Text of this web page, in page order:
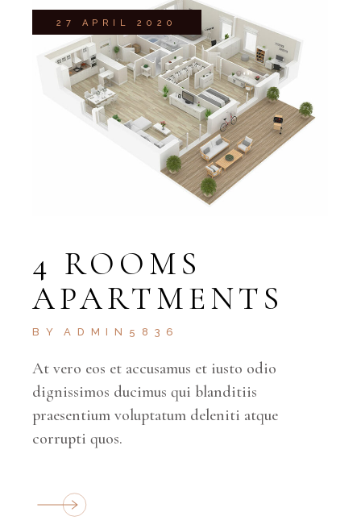
27 APRIL 2020
4 ROOMS
APARTMENTS
BY ADMIN5836
At vero eos et accusamus et iusto odio
dignissimos ducimus qui blanditiis
praesentium voluptatum deleniti atque
corrupti quos.